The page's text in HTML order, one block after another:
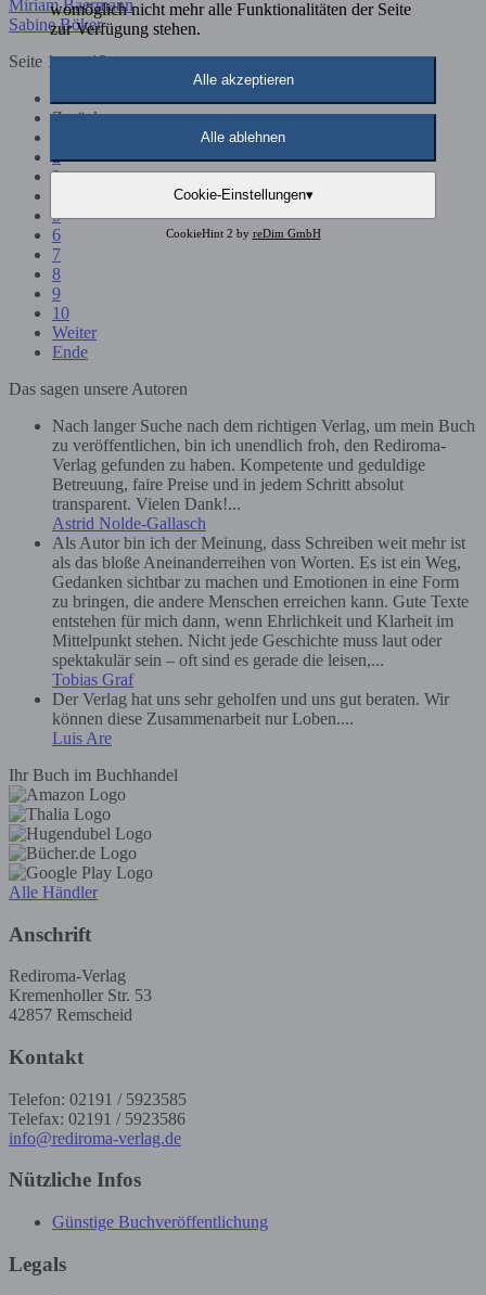
Miriam Baermann
Sabine Böker
Seite 1 von 13
Start
Zurück
2
3
5
6
7
8
9
10
Weiter
Ende
Das sagen unsere Autoren
Nach langer Suche nach dem richtigen Verlag, um mein Buch
zu veröffentlichen, bin ich unendlich froh, den Rediroma-
Verlag gefunden zu haben. Kompetente und geduldige
Betreuung, faire Preise und in jedem Schritt absolut
transparent. Vielen Dank!...
Astrid Nolde-Gallasch
Als Autor bin ich der Meinung, dass Schreiben weit mehr ist
als das bloße Aneinanderreihen von Worten. Es ist ein Weg,
Gedanken sichtbar zu machen und Emotionen in eine Form
zu bringen, die andere Menschen erreichen kann. Gute Texte
entstehen für mich dann, wenn Ehrlichkeit und Klarheit im
Mittelpunkt stehen. Nicht jede Geschichte muss laut oder
spektakulär sein – oft sind es gerade die leisen,...
Tobias Graf
Der Verlag hat uns sehr geholfen und uns gut beraten. Wir
können diese Zusammenarbeit nur Loben....
Luis Are
Ihr Buch im Buchhandel
Alle Händler
Anschrift
Rediroma-Verlag
Kremenholler Str. 53
42857 Remscheid
Kontakt
Telefon: 02191 / 5923585
Telefax: 02191 / 5923586
info@rediroma-verlag.de
Nützliche Infos
Günstige Buchveröffentlichung
Legals
womöglich nicht mehr alle Funktionalitäten der Seite
zur Verfügung stehen.
Alle akzeptieren
Alle ablehnen
Cookie-Einstellungen▾
CookieHint 2 by reDim GmbH